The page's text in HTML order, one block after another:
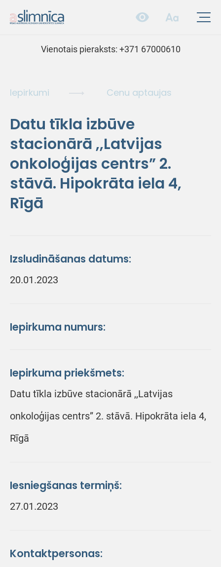
Vienotais pieraksts: +371 67000610
Iepirkumi Cenu aptaujas
Datu tīkla izbūve
stacionārā ,,Latvijas
onkoloģijas centrs” 2.
stāvā. Hipokrāta iela 4,
Rīgā
Izsludināšanas datums:
20.01.2023
Iepirkuma numurs:
Iepirkuma priekšmets:
Datu tīkla izbūve stacionārā ,,Latvijas
onkoloģijas centrs” 2. stāvā. Hipokrāta iela 4,
Rīgā
Iesniegšanas termiņš:
27.01.2023
Kontaktpersonas: